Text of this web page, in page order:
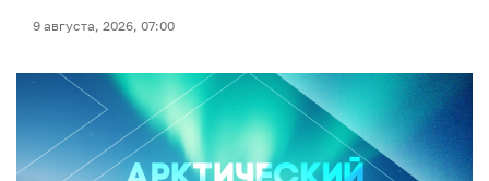
9 августа, 2026, 07:00